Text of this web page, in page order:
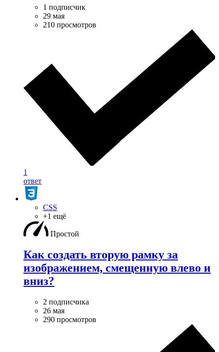
1 подписчик
29 мая
210 просмотров
1
ответ
CSS
+1 ещё
Простой
Как создать вторую рамку за
изображением, смещенную влево и
вниз?
2 подписчика
26 мая
290 просмотров